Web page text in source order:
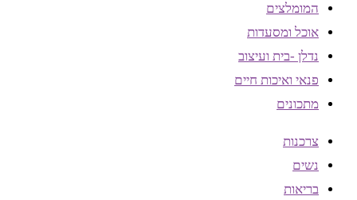
המומלצים
אוכל ומסעדות
נדלן -בית ועיצוב
פנאי ואיכות חיים
מתכונים
צרכנות
נשים
בריאות